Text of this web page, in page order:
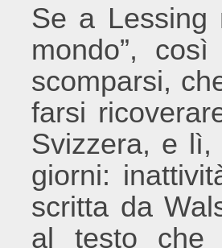
Se a Lessing
mondo”,
scomparsi,
farsi
Svizzera, e lì,
giorni:
scritta da
al testo che